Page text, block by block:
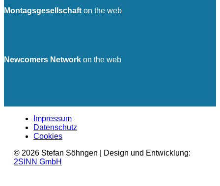
Montagsgesellschaft on the web
Newcomers Network on the web
Impressum
Datenschutz
Cookies
© 2026 Stefan Söhngen | Design und Entwicklung:
2SINN GmbH